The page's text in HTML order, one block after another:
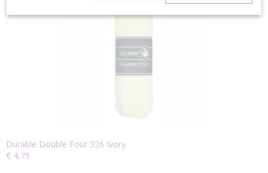
Durable Double Four 326 Ivory
€ 4,79